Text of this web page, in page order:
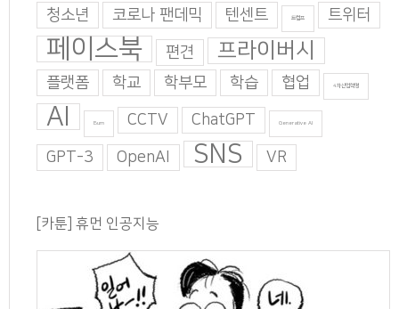
청소년 코로나 팬데믹 텐센트 트럼프 트위터
페이스북 편견 프라이버시
플랫폼 학교 학부모 학습 협업 4차산업혁명
AI Burn CCTV ChatGPT Generative AI
GPT-3 OpenAI SNS VR
[카툰] 휴먼 인공지능